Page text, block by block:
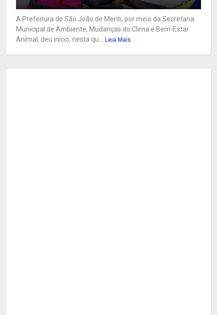
A Prefeitura de São João de Meriti, por meio da Secretaria
Municipal de Ambiente, Mudanças do Clima e Bem-Estar
Animal, deu início, nesta qu... Leia Mais